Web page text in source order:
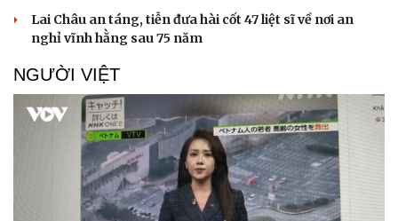
Doanh nghiệp
Thông tin doanh nghiệp
Doanh nghiệp 24h
Doanh nhân
Vì cộng đồng
Tin Công nghệ
Trải nghiệm
Chuyển đổi số
Lai Châu an táng, tiễn đưa hài cốt 47 liệt sĩ về nơi an
nghỉ vĩnh hằng sau 75 năm
NGƯỜI VIỆT